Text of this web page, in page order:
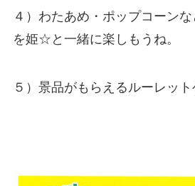
４）わたあめ・ポップコーン
を姫☆と一緒に楽しもうね。
５）景品がもらえるルーレット